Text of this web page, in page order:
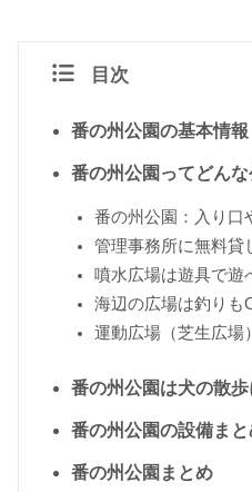
目次
番の州公園の基本情報
番の州公園ってどんな
番の州公園：入り口
管理事務所に無料貸
噴水広場は遊具で遊
海辺の広場は釣りも
運動広場（芝生広場）
番の州公園は犬の散歩
番の州公園の設備まと
番の州公園まとめ